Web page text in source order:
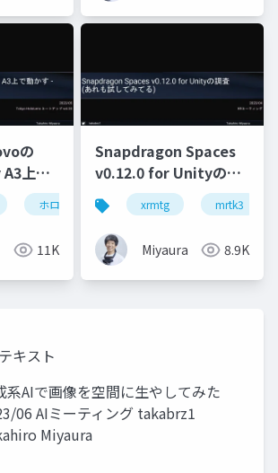
の
上で
介
ホロマジ snapdragonspaces
11K
Snapdragon Spaces
v0.12.0 for Unityの調
査(あれも試してみて
る)
xrmtg mrtk3
Miyaura 8.9K
キスト
系AIで画像を空間に生やしてみた
06 AIミーティング takabrz1
Miyaura